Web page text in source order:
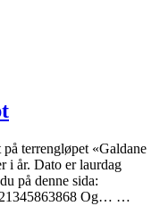
terrengløpet «Galdane
i år. Dato er laurdag
på denne sida:
Og… …